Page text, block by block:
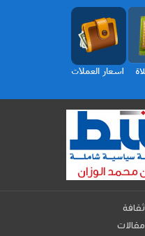
ثقافة
مقالات